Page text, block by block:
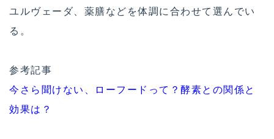
ユルヴェーダ、薬膳などを体調に合わせて選んでい
る。
参考記事
今さら聞けない、ローフードって？酵素との関係と
効果は？